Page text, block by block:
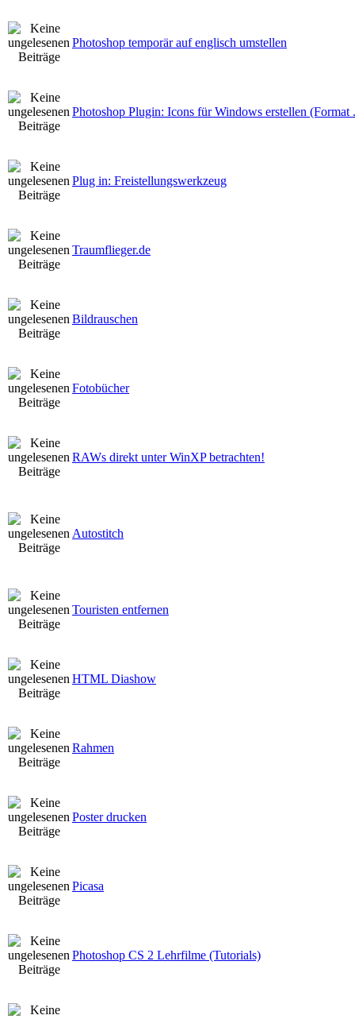
Photoshop temporär auf englisch umstellen
Photoshop Plugin: Icons für Windows erstellen (Format
Plug in: Freistellungswerkzeug
Traumflieger.de
Bildrauschen
Fotobücher
RAWs direkt unter WinXP betrachten!
Autostitch
Touristen entfernen
HTML Diashow
Rahmen
Poster drucken
Picasa
Photoshop CS 2 Lehrfilme (Tutorials)